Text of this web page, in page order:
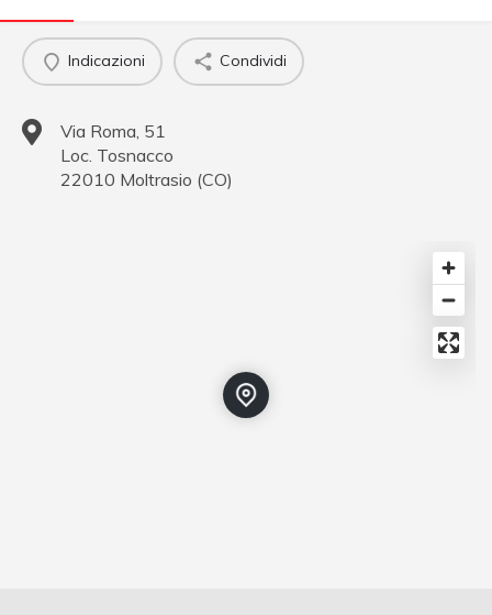
Indicazioni Condividi
Via Roma, 51
Loc. Tosnacco
22010 Moltrasio (CO)